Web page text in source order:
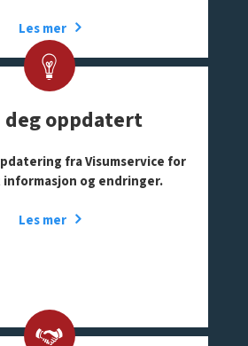
Les mer
deg oppdatert
fra Visumservice for
og endringer.
Les mer